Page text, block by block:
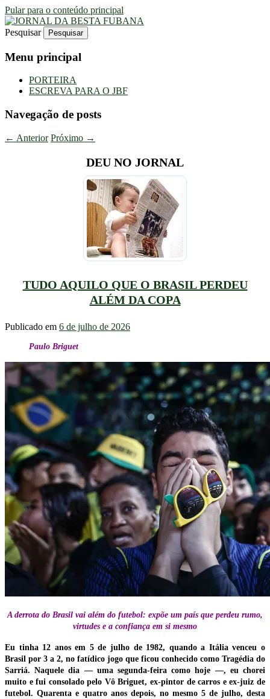
Pular para o conteúdo principal
JORNAL DA BESTA FUBANA
Uma Gazeta Escrota
Pesquisar
Menu principal
PORTEIRA
ESCREVA PARA O JBF
Navegação de posts
← Anterior Próximo →
DEU NO JORNAL
TUDO AQUILO QUE O BRASIL PERDEU
ALÉM DA COPA
Publicado em 6 de julho de 2026
Paulo Briguet
A derrota do Brasil vai além do futebol: expõe um país que perdeu rumo,
virtudes e a confiança em si mesmo
Eu tinha 12 anos em 5 de julho de 1982, quando a Itália venceu o
Brasil por 3 a 2, no fatídico jogo que ficou conhecido como Tragédia do
Sarriá. Naquele dia — uma segunda-feira como hoje —, eu chorei
muito e fui consolado pelo Vô Briguet, ex-pintor de carros e ex-juiz de
futebol. Quarenta e quatro anos depois, no mesmo 5 de julho, desta